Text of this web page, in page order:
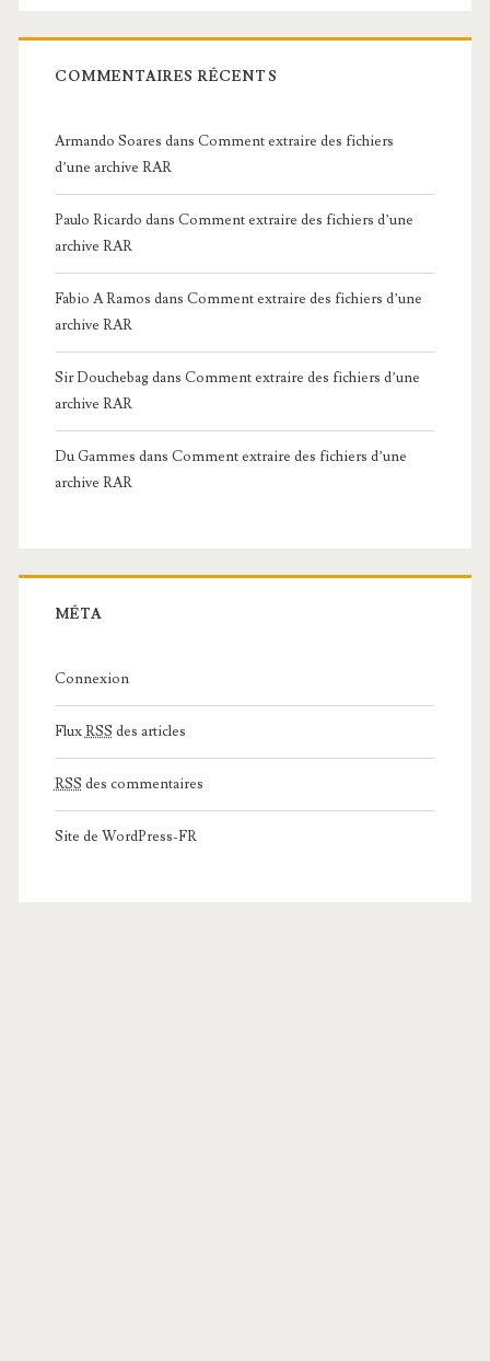
COMMENTAIRES RÉCENTS
Armando Soares dans Comment extraire des fichiers
d’une archive RAR
Paulo Ricardo dans Comment extraire des fichiers d’une
archive RAR
Fabio A Ramos dans Comment extraire des fichiers d’une
archive RAR
Sir Douchebagdans Comment extraire des fichiers d’une
archive RAR
Du Gammes dans Comment extraire des fichiers d’une
archive RAR
MÉTA
Connexion
FluxRSS des articles
RSS des commentaires
Site de WordPress-FR